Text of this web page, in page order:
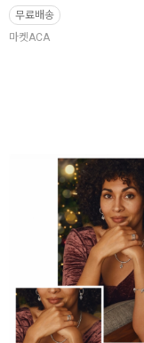
무료배송
마켓ACA